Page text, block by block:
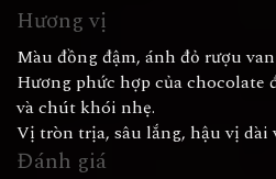
Hương vị
Màu đồng đậm, ánh đỏ rượu
Hương phức hợp của chocolate
và chút khói nhẹ.
Vị tròn trịa, sâu lắng, hậu vị dài
Đánh giá